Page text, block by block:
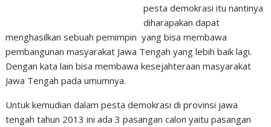
pesta demokrasi itu nantinya
diharapakan dapat
menghasilkan sebuah pemimpin yang bisa membawa
pembangunan masyarakat Jawa Tengah yang lebih baik lagi.
Dengan kata lain bisa membawa kesejahteraan masyarakat
Jawa Tengah pada umumnya.
Untuk kemudian dalam pesta demokrasi di provinsi jawa
tengah tahun 2013 ini ada 3 pasangan calon yaitu pasangan